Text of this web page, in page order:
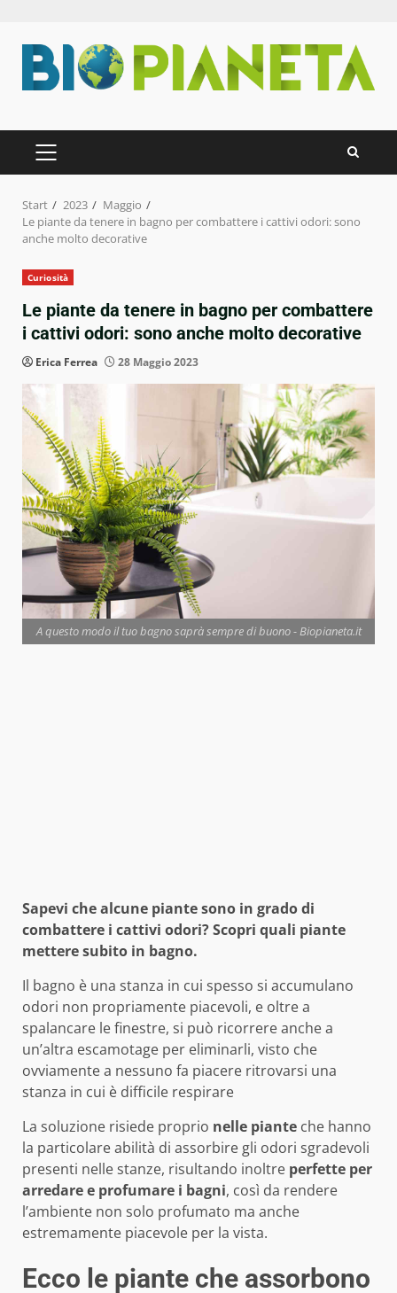
Inhalt
springen
PRIMÄRES
MENÜ
Start 2023
Maggio
Le piante da tenere in bagno per combattere i cattivi odori: sono
anche molto decorative
Curiosità
Le piante da tenere in bagno per combattere
i cattivi odori: sono anche molto decorative
Erica Ferrea 28 Maggio 2023
A questo modo il tuo bagno saprà sempre di buono - Biopianeta.it
Sapevi che alcune piante sono in grado di
combattere i cattivi odori? Scopri quali piante
mettere subito in bagno.
Il bagno è una stanza in cui spesso si accumulano
odori non propriamente piacevoli, e oltre a
spalancare le finestre, si può ricorrere anche a
un’altra escamotage per eliminarli, visto che
ovviamente a nessuno fa piacere ritrovarsi una
stanza in cui è difficile respirare
La soluzione risiede proprio nelle piante che hanno
la particolare abilità di assorbire gli odori sgradevoli
presenti nelle stanze, risultando inoltre perfette per
arredare e profumare i bagni, così da rendere
l’ambiente non solo profumato ma anche
estremamente piacevole per la vista.
Ecco le piante che assorbono